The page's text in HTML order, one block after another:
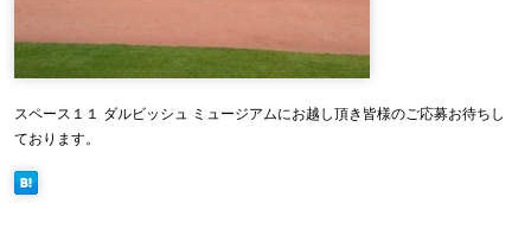
スペース１１ ダルビッシュ ミュージアムにお越し頂き皆様のご応募お待ちし
ております。